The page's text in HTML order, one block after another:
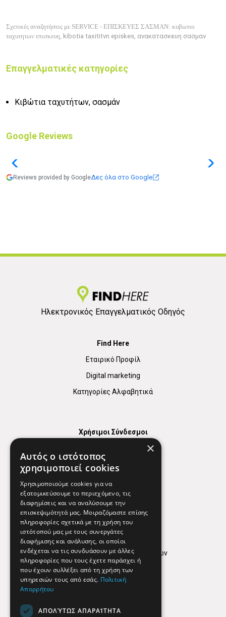
Σχετικές αναζητήσεις με SERVICE - EΠΙΣΚΕΥΕΣ ΣΑΣΜΑΝ: κυβωτιο
ταχυτητων επισκευη, kibotia taxititvn episkes, ανακατασκευη σασμαν
Επαγγελματικές κατηγορίες
Κιβώτια ταχυτήτων, σασμάν
Google Reviews
Reviews provided by GoogleΔες όλα στο Google
Ηλεκτρονικός Επαγγελματικός Οδηγός
Find Here
Εταιρικό Προφίλ
Digital marketing
Κατηγορίες Αλφαβητικά
Χρήσιμοι Σύνδεσμοι
Χρήσιμα Τηλέφωνα
Εφημερεύοντα Φαρμακεία
Απόρρητο
Όροι Χρήσης
Πολιτική προστασίας δεδομένων
Findhere
Social Media
×
Αυτός ο ιστότοπος
χρησιμοποιεί cookies
Χρησιμοποιούμε cookies για να
εξατομικεύσουμε το περιεχόμενο, τις
διαφημίσεις και να αναλύσουμε την
επισκεψιμότητά μας. Μοιραζόμαστε επίσης
πληροφορίες σχετικά με τη χρήση του
ιστότοπού μας με τους συνεργάτες
διαφήμισης και ανάλυσης, οι οποίοι
ενδέχεται να τις συνδυάσουν με άλλες
πληροφορίες που τους έχετε παράσχει ή
που έχουν συλλέξει από τη χρήση των
υπηρεσιών τους από εσάς. Πολιτική
Απορρήτου
ΑΠΟΛΎΤΩΣ ΑΠΑΡΑΊΤΗΤΑ